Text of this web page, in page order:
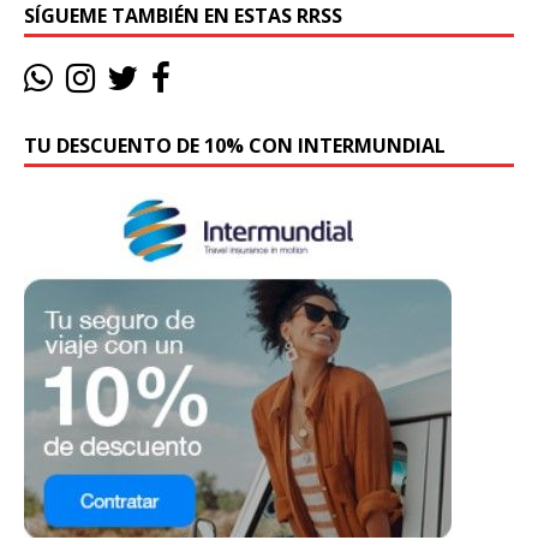
SÍGUEME TAMBIÉN EN ESTAS RRSS
TU DESCUENTO DE 10% CON INTERMUNDIAL